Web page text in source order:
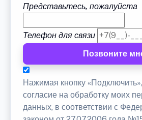
Представьтесь, пожалуйста
Телефон для связи
Позвоните
Нажимая кнопку
согласие на обработку моих
данных, в соответствии с